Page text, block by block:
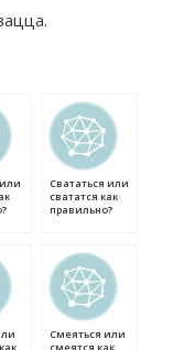
Свататься или
свататся как
правильно?
Смеяться или